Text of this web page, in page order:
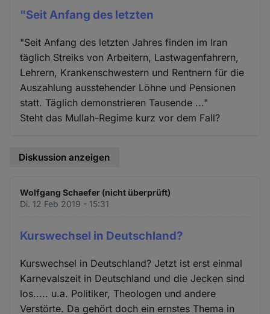
"Seit Anfang des letzten
"Seit Anfang des letzten Jahres finden im Iran
täglich Streiks von Arbeitern, Lastwagenfahrern,
Lehrern, Krankenschwestern und Rentnern für die
Auszahlung ausstehender Löhne und Pensionen
statt. Täglich demonstrieren Tausende ..."
Steht das Mullah-Regime kurz vor dem Fall?
Diskussion anzeigen
Wolfgang Schaefer (nicht überprüft)
Di. 12 Feb 2019 - 15:31
Kurswechsel in Deutschland?
Kurswechsel in Deutschland? Jetzt ist erst einmal
Karnevalszeit in Deutschland und die Jecken sind
los..... u.a. Politiker, Theologen und andere
Verstörte. Da gehört doch ein ernstes Thema in